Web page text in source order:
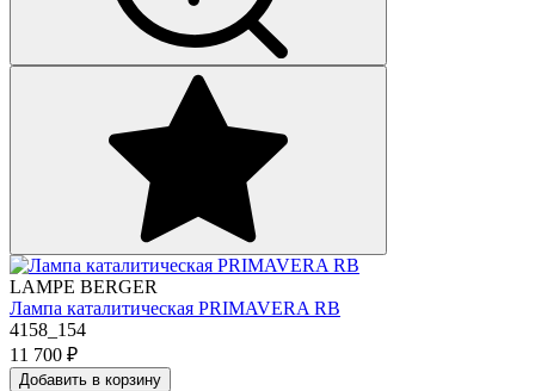
LAMPE BERGER
Лампа каталитическая PRIMAVERA RB
4158_154
11 700 ₽
Добавить в корзину